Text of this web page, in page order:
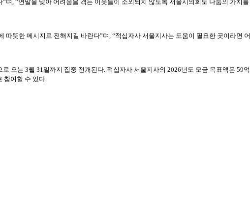
, “연말을 맞아 어려움을 겪는 이웃들이 소외되지 않도록 서울시의회도 나눔의 가치
뜻한 메시지로 전해지길 바란다”며, “적십자사 서울지사는 도움이 필요한 곳이라면
오는 3월 31일까지 집중 전개된다. 적십자사 서울지사의 2026년도 모금 목표액은 59
참여할 수 있다.